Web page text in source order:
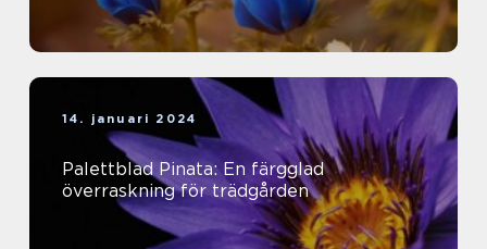
14. januari 2024
Palettblad Pinata: En färgglad
överraskning för trädgården